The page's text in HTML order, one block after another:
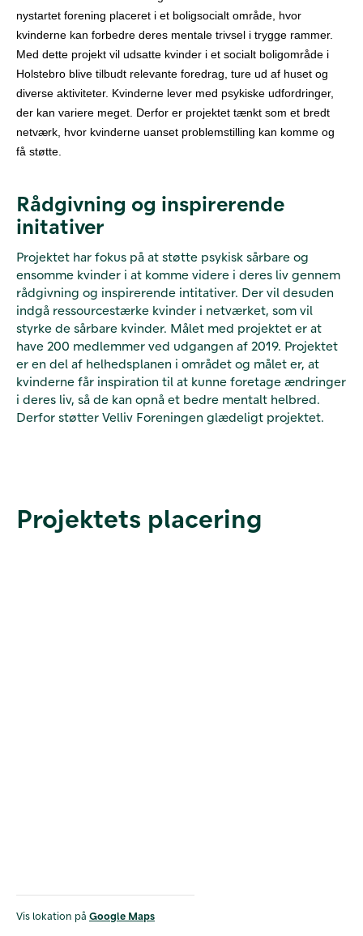
nystartet forening placeret i et boligsocialt område, hvor
kvinderne kan forbedre deres mentale trivsel i trygge rammer.
Med dette projekt vil udsatte kvinder i et socialt boligområde i
Holstebro blive tilbudt relevante foredrag, ture ud af huset og
diverse aktiviteter. Kvinderne lever med psykiske udfordringer,
der kan variere meget. Derfor er projektet tænkt som et bredt
netværk, hvor kvinderne uanset problemstilling kan komme og
få støtte.
Rådgivning og inspirerende
initativer
Projektet har fokus på at støtte psykisk sårbare og
ensomme kvinder i at komme videre i deres liv gennem
rådgivning og inspirerende intitativer. Der vil desuden
indgå ressourcestærke kvinder i netværket, som vil
styrke de sårbare kvinder. Målet med projektet er at
have 200 medlemmer ved udgangen af 2019. Projektet
er en del af helhedsplanen i området og målet er, at
kvinderne får inspiration til at kunne foretage ændringer
i deres liv, så de kan opnå et bedre mentalt helbred.
Derfor støtter Velliv Foreningen glædeligt projektet.
Projektets placering
Vis lokation på Google Maps